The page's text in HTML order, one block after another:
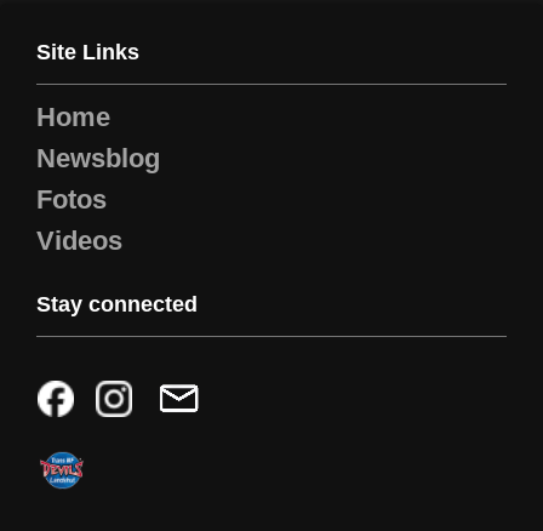
Site Links
Home
Newsblog
Fotos
Videos
Stay connected